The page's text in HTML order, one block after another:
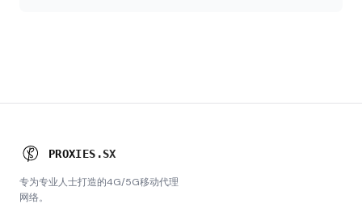
PROXIEB .SX
专为专业人士打造的4G/5G移动代理
网络。